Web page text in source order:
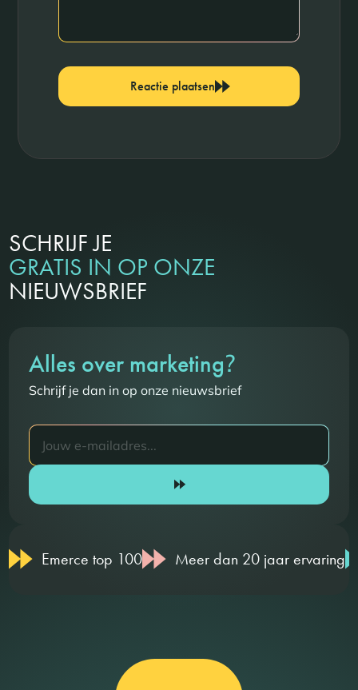
Reactie plaatsen
SCHRIJF JE
GRATIS IN OP ONZE
NIEUWSBRIEF
Alles over marketing?
Schrijf je dan in op onze nieuwsbrief
Emerce top 100 Meer dan 20 jaar ervaring